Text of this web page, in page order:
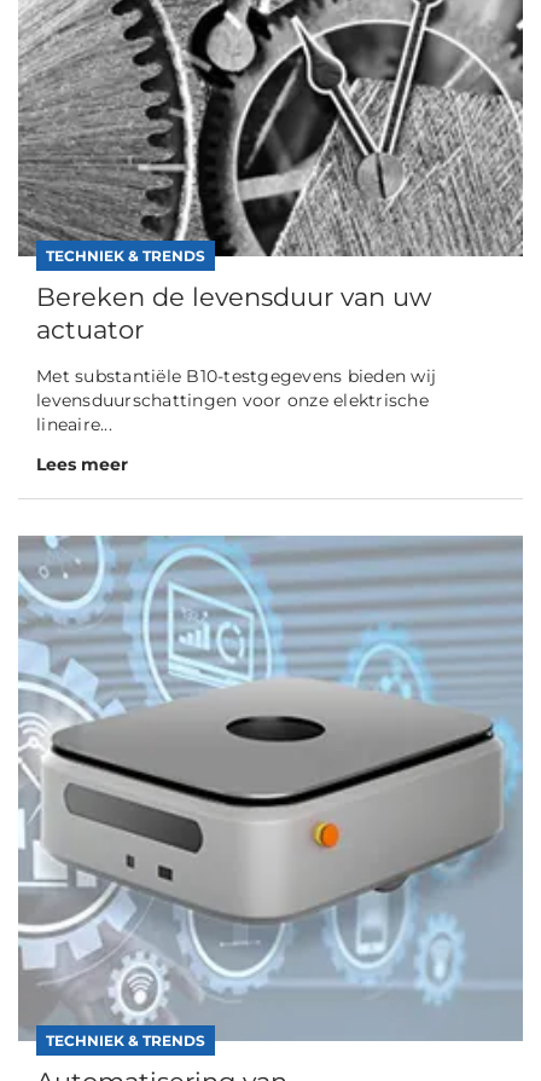
TECHNIEK & TRENDS
Bereken de levensduur van uw
actuator
Met substantiële B10-testgegevens bieden wij
levensduurschattingen voor onze elektrische
lineaire...
Lees meer
TECHNIEK & TRENDS